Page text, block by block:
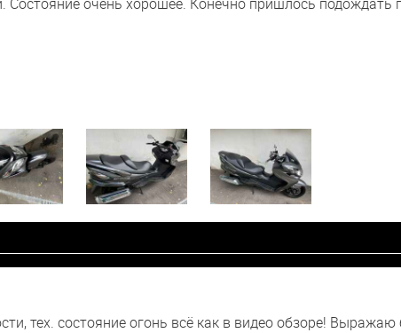
Состояние очень хорошее. Конечно пришлось подождать
тех. состояние огонь всё как в видео обзоре! Выражаю